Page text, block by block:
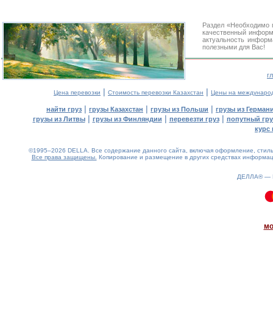
Раздел
качественный
актуальность
полезными для Вас!
Цена перевозки | Стоимость перевозки Казахстан | Цены на
найти груз | грузы Казахстан | грузы из Польши | грузы из
грузы из Литвы| грузы из Финляндии | перевезти груз| попутный
курс
©1995–2026 DELLA. Все содержание данного сайта, включая оформление,
Все права защищены. Копирование и размещение в других средствах
ДЕЛЛА® —